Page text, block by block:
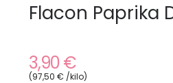
Flacon Paprika
3,90 €
(97,50 € /kilo)